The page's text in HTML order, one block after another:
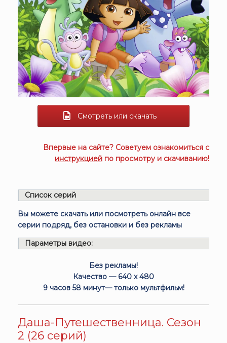
Смотреть или скачать
Впервые на сайте? Советуем ознакомиться с
инструкцией по просмотру и скачиванию!
Список серий
Вы можете скачать или посмотреть онлайн все
серии подряд, без остановки и без рекламы
Параметры видео:
Без рекламы!
Качество — 640 x 480
9 часов 58 минут— только мультфильм!
Даша-Путешественница. Сезон
2 (26 серий)